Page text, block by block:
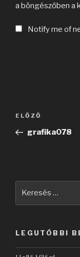
a böngészőben a
Notify me of
Bejegyzés
Korábbi
bejegyzés
ELŐZŐ
grafika078
LEGUTÓBBI